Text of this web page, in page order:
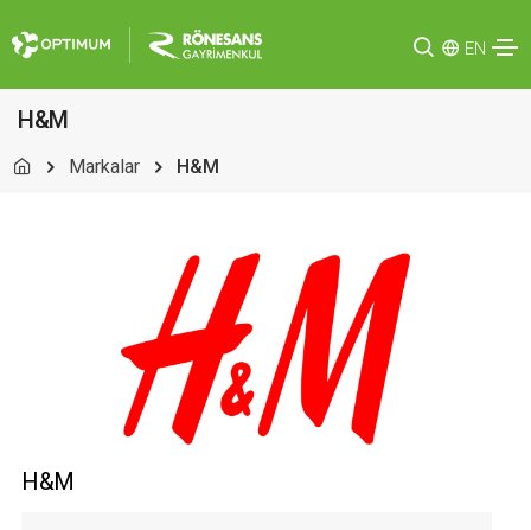
EN
H&M
Markalar H&M
H&M